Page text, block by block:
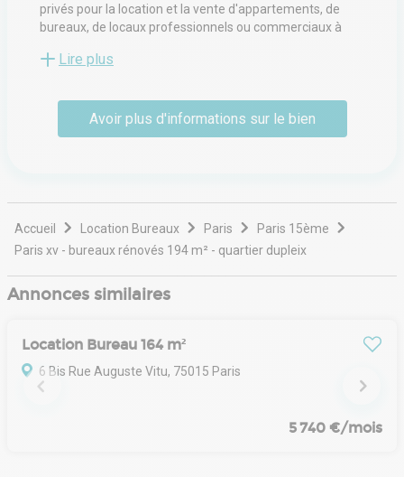
privés pour la location et la vente d'appartements, de
bureaux, de locaux professionnels ou commerciaux à
Les associés, entourés d'une dizaine de collaborateurs,
grâce à leurs connaissances approfondies du marché. Ils
ont allié leur savoir-faire pour offrir un service "sur-
mesure" à ses clients : faire la publicité de leur bien,
locataire jusqu’à son emménagement.
Grâce à la réactivité et au professionnalisme de l'équipe,
le propriétaire et l'acheteur sont satisfaits
réciproquement, avec confiance.
Soucieux de proposer les meilleurs services à ses clients,
Bonduelle Immobilier a établi des relations privilégiées
publics ou semi-public et des agences de référence par
quartier (estimations détaillées, tendances du marché).
Lire plus
Avoir plus d'informations sur le bien
Accueil Location Bureaux Paris
Paris 15ème
Paris xv - bureaux rénovés 194 m² - quartier dupleix
Annonces similaires
Location Bureau 164 m²
6 Bis Rue Auguste Vitu, 75015 Paris
5 740 €/mois